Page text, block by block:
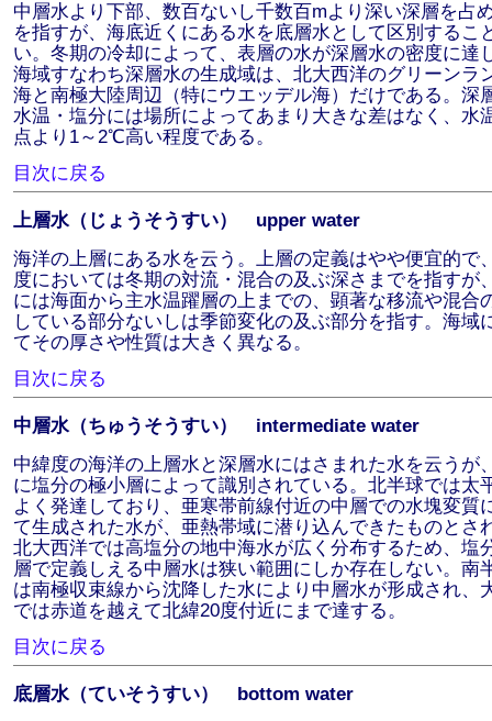
中層水より下部、数百ないし千数百mより深い深層を占
を指すが、海底近くにある水を底層水として区別するこ
い。冬期の冷却によって、表層の水が深層水の密度に達
海域すなわち深層水の生成域は、北大西洋のグリーンラ
海と南極大陸周辺（特にウエッデル海）だけである。深
水温・塩分には場所によってあまり大きな差はなく、水
点より1～2℃高い程度である。
目次に戻る
上層水（じょうそうすい） upper water
海洋の上層にある水を云う。上層の定義はやや便宜的で
度においては冬期の対流・混合の及ぶ深さまでを指すが
には海面から主水温躍層の上までの、顕著な移流や混合
している部分ないしは季節変化の及ぶ部分を指す。海域
てその厚さや性質は大きく異なる。
目次に戻る
中層水（ちゅうそうすい） intermediate water
中緯度の海洋の上層水と深層水にはさまれた水を云うが
に塩分の極小層によって識別されている。北半球では太
よく発達しており、亜寒帯前線付近の中層での水塊変質
て生成された水が、亜熱帯域に潜り込んできたものとさ
北大西洋では高塩分の地中海水が広く分布するため、塩
層で定義しえる中層水は狭い範囲にしか存在しない。南
は南極収束線から沈降した水により中層水が形成され、
では赤道を越えて北緯20度付近にまで達する。
目次に戻る
底層水（ていそうすい） bottom water